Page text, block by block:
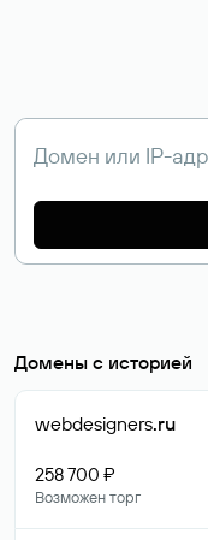
Домены с историей
webdesigners.ru
258 700 ₽
Возможен торг